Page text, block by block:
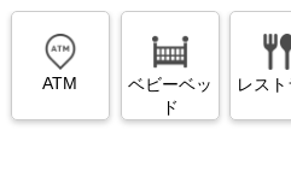
ATM
ベビーベッ
ド
レス